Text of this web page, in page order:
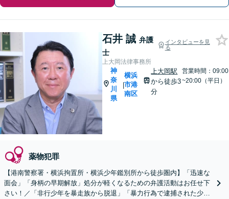
石井 誠 弁護
士
インタビューを見
る
上大岡法律事務所
神
奈
川
県
|
横浜
市港
南区
上大岡駅
から徒歩3
分
営業時間：09:00
~20:00（平日）
薬物犯罪
【港南警察署・横浜拘置所・横浜少年鑑別所から徒歩圏内】「迅速な
面会」「身柄の早期解放」処分が軽くなるための弁護活動はお任せ下
さい！／「非行少年を暴走族から脱退」「暴力行為で逮捕された少年